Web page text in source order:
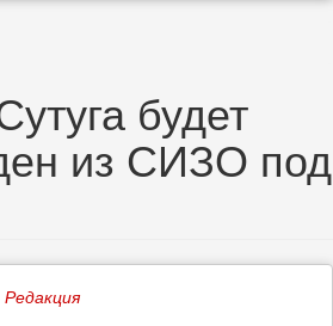
будет
из СИЗО под
Редакция